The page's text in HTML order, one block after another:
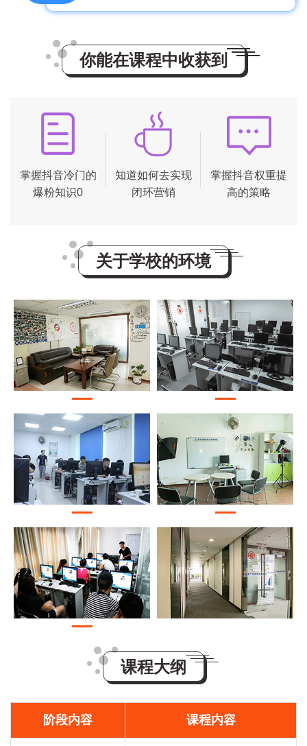
你能在课程中收获到
掌握抖音冷门的
爆粉知识0
知道如何去实现
闭环营销
掌握抖音权重提
高的策略
关于学校的环境
课程大纲
阶段内容 课程内容